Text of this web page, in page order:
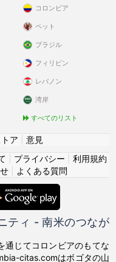
コロンビア
ペット
ブラジル
フィリピン
レバノン
湾岸
すべてのリスト
トア
意見
プライバシー
利用規約
| よくある質問
ティ - 南米のつなが
通じてコロンビアのもてな
citas.comはボゴタの山